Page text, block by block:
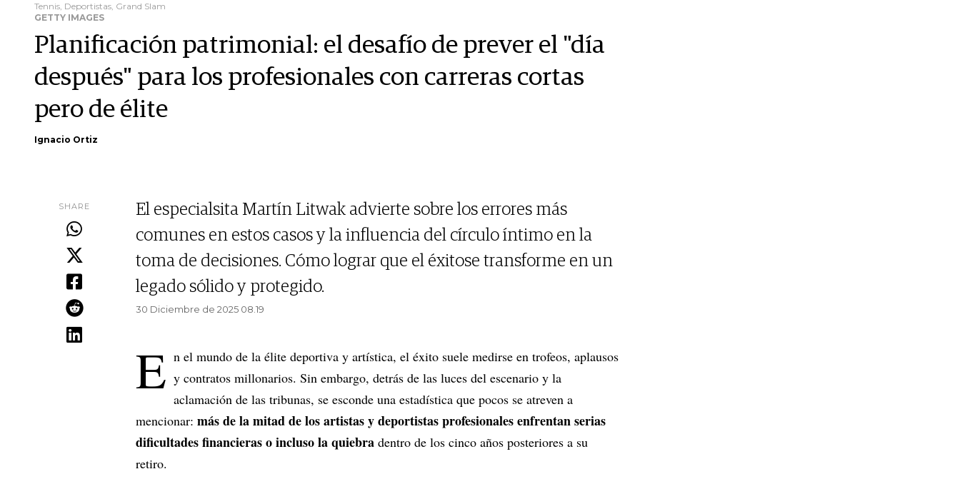
Tennis, Deportistas, Grand Slam
GETTY IMAGES
Planificación patrimonial: el desafío de prever el "día
después" para los profesionales con carreras cortas
pero de élite
Ignacio Ortiz
SHARE
El especialsita Martín Litwak advierte sobre los errores más
comunes en estos casos y la influencia del círculo íntimo en la
toma de decisiones. Cómo lograr que el éxitose transforme en un
legado sólido y protegido.
30 Diciembre de 2025 08.19
E n el mundo de la élite deportiva y artística, el éxito suele medirse en trofeos, aplausos
y contratos millonarios. Sin embargo, detrás de las luces del escenario y la
aclamación de las tribunas, se esconde una estadística que pocos se atreven a
mencionar: más de la mitad de los artistas y deportistas profesionales enfrentan serias
dificultades financieras o incluso la quiebra dentro de los cinco años posteriores a su
retiro.